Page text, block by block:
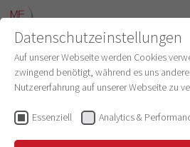
Datenschutzeinstellungen
Auf unserer Webseite werden Cookies
zwingend benötigt, während es uns
Nutzererfahrung auf unserer Webseite zu
Essenziell Analytics &